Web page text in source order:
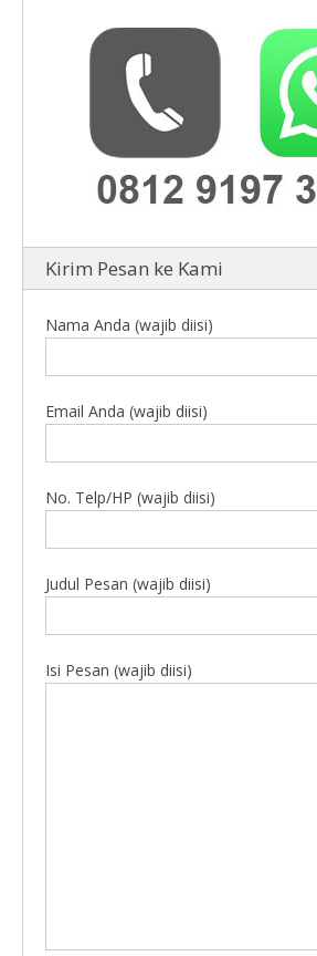
Kirim Pesan ke Kami
Nama Anda (wajib diisi)
Email Anda (wajib diisi)
No. Telp/HP (wajib diisi)
Judul Pesan (wajib diisi)
Isi Pesan (wajib diisi)